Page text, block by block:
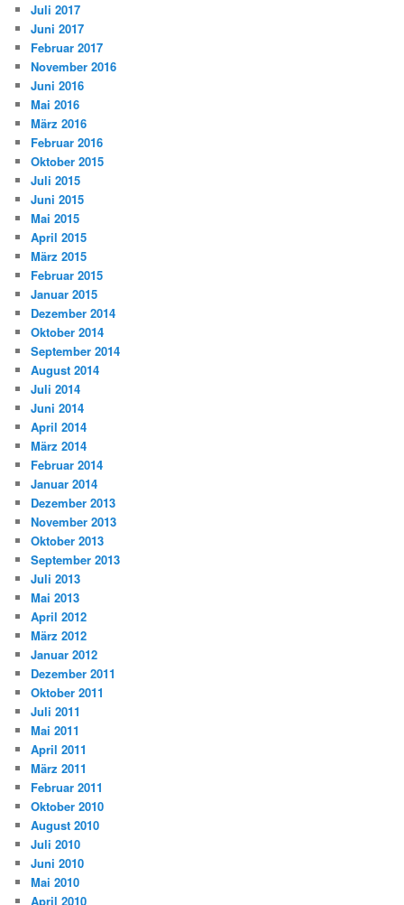
Juli 2017
Juni 2017
Februar 2017
November 2016
Juni 2016
Mai 2016
März 2016
Februar 2016
Oktober 2015
Juli 2015
Juni 2015
Mai 2015
April 2015
März 2015
Februar 2015
Januar 2015
Dezember 2014
Oktober 2014
September 2014
August 2014
Juli 2014
Juni 2014
April 2014
März 2014
Februar 2014
Januar 2014
Dezember 2013
November 2013
Oktober 2013
September 2013
Juli 2013
Mai 2013
April 2012
März 2012
Januar 2012
Dezember 2011
Oktober 2011
Juli 2011
Mai 2011
April 2011
März 2011
Februar 2011
Oktober 2010
August 2010
Juli 2010
Juni 2010
Mai 2010
April 2010